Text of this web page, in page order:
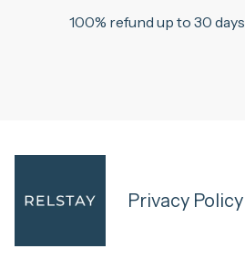
100% refund up to 30 days
Privacy Policy